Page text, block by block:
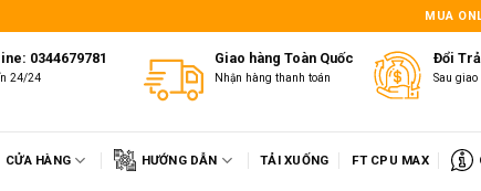
MUA
0344679781
24/24
Giao hàng Toàn Quốc
Nhận hàng thanh toán
Đổi
Sau
CỬA HÀNG HƯỚNG DẪN TẢI XUỐNG FT CPU MAX